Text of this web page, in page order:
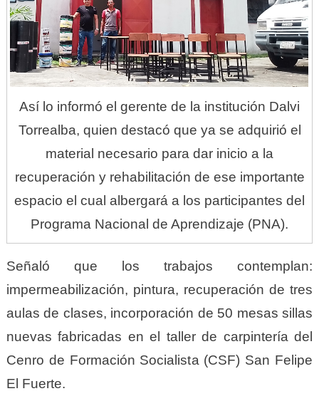
Así lo informó el gerente de la institución Dalvi
Torrealba, quien destacó que ya se adquirió el
material necesario para dar inicio a la
recuperación y rehabilitación de ese importante
espacio el cual albergará a los participantes del
Programa Nacional de Aprendizaje (PNA).
Señaló que los trabajos contemplan:
impermeabilización, pintura, recuperación de tres
aulas de clases, incorporación de 50 mesas sillas
nuevas fabricadas en el taller de carpintería del
Cenro de Formación Socialista (CSF) San Felipe
El Fuerte.